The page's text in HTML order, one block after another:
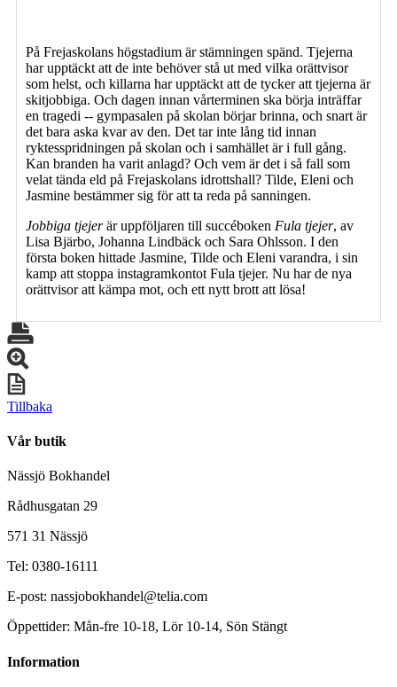
På Frejaskolans högstadium är stämningen spänd. Tjejerna
har upptäckt att de inte behöver stå ut med vilka orättvisor
som helst, och killarna har upptäckt att de tycker att tjejerna är
skitjobbiga. Och dagen innan vårterminen ska börja inträffar
en tragedi -- gympasalen på skolan börjar brinna, och snart är
det bara aska kvar av den. Det tar inte lång tid innan
ryktesspridningen på skolan och i samhället är i full gång.
Kan branden ha varit anlagd? Och vem är det i så fall som
velat tända eld på Frejaskolans idrottshall? Tilde, Eleni och
Jasmine bestämmer sig för att ta reda på sanningen.
Jobbiga tjejerär uppföljaren till succéboken Fula tjejer, av
Lisa Bjärbo, Johanna Lindbäck och Sara Ohlsson. I den
första boken hittade Jasmine, Tilde och Eleni varandra, i sin
kamp att stoppa instagramkontot Fula tjejer. Nu har de nya
orättvisor att kämpa mot, och ett nytt brott att lösa!
Tillbaka
Vår butik
Nässjö Bokhandel
Rådhusgatan 29
571 31 Nässjö
Tel: 0380-16111
E-post: nassjobokhandel@telia.com
Öppettider: Mån-fre 10-18, Lör 10-14, Sön Stängt
Information